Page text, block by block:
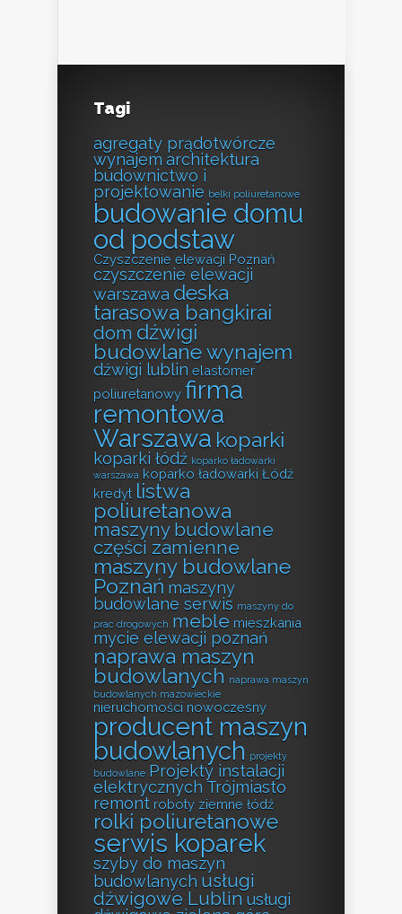
Tagi
agregaty prądotwórcze
wynajem architektura
budownictwo i
projektowanie belki poliuretanowe
budowanie domu
od podstaw
Czyszczenie elewacji Poznań
czyszczenie elewacji
warszawa deska
tarasowa bangkirai
dom dźwigi
budowlane wynajem
dźwigi lublin elastomer
poliuretanowy firma
remontowa
Warszawa koparki
koparki łódź koparko ładowarki
warszawa koparko ładowarki Łódź
kredyt listwa
poliuretanowa
maszyny budowlane
części zamienne
maszyny budowlane
Poznań maszyny
budowlane serwis maszyny do
prac drogowych meble mieszkania
mycie elewacji poznań
naprawa maszyn
budowlanych naprawa maszyn
budowlanych mazowieckie
nieruchomości nowoczesny
producent maszyn
budowlanych projekty
budowlane Projekty instalacji
elektrycznych Trójmiasto
remont roboty ziemne łódź
rolki poliuretanowe
serwis koparek
szyby do maszyn
budowlanych usługi
dźwigowe Lublin usługi